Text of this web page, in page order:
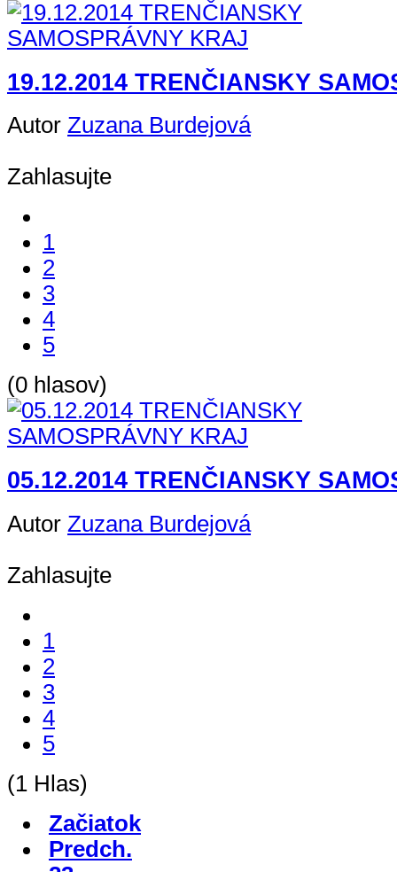
19.12.2014 TRENČIANSKY
Autor Zuzana Burdejová
Zahlasujte
1
2
3
4
5
(0 hlasov)
05.12.2014 TRENČIANSKY
Autor Zuzana Burdejová
Zahlasujte
1
2
3
4
5
(1 Hlas)
Začiatok
Predch.